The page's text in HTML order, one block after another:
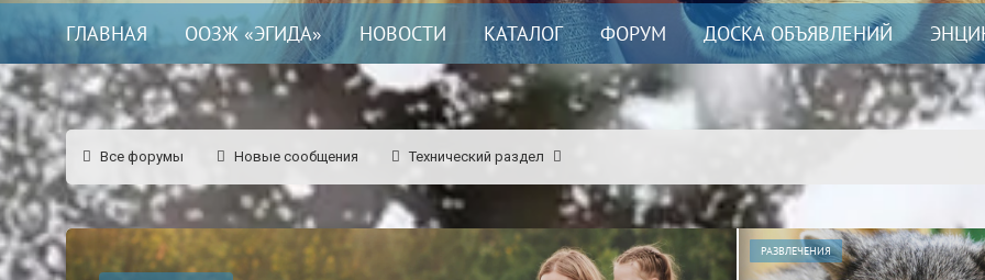
ГЛАВНАЯ ООЗЖ «ЭГИДА» НОВОСТИ КАТАЛОГ ФОРУМ ДОСКА ОБЪЯВЛЕНИЙ
Все форумы Новые сообщения Технический раздел
РАЗВЛЕЧЕНИЯ